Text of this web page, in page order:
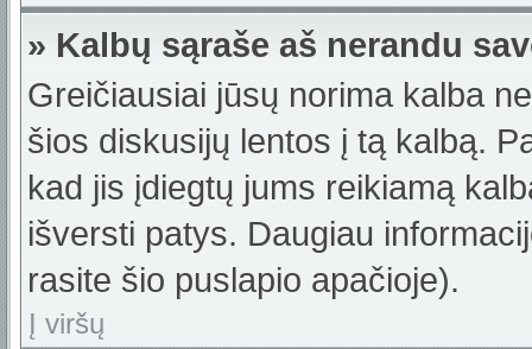
» Kalbų sąraše aš nerandu
Greičiausiai jūsų norima kalba
šios diskusijų lentos į tą kalbą.
kad jis įdiegtų jums reikiamą
išversti patys. Daugiau
rasite šio puslapio apačioje).
Į viršų